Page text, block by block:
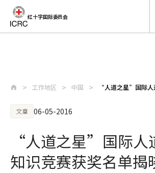
红十字国际委员会
工作地区 中国 “人道之星”国际人
文章 06-05-2016
“人道之星”国际人
知识竞赛获奖名单揭